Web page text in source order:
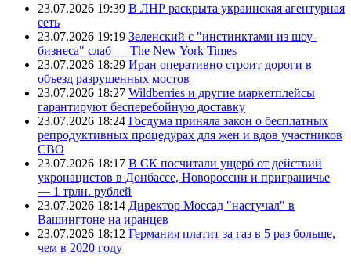
23.07.2026 19:39 В ЛНР раскрыта украинская агентурная
сеть
23.07.2026 19:19 Зеленский с "инстинктами из шоу-
бизнеса" слаб — The New York Times
23.07.2026 18:29 Иран оперативно строит дороги в
объезд разрушенных мостов
23.07.2026 18:27 Wildberries и другие маркетплейсы
гарантируют бесперебойную доставку
23.07.2026 18:24 Госдума приняла закон о бесплатных
репродуктивных процедурах для жен и вдов участников
СВО
23.07.2026 18:17 В СК посчитали ущерб от действий
укронацистов в Донбассе, Новороссии и приграничье
— 1 трлн. рублей
23.07.2026 18:14 Директор Моссад "настучал" в
Вашингтоне на иранцев
23.07.2026 18:12 Германия платит за газ в 5 раз больше,
чем в 2020 году